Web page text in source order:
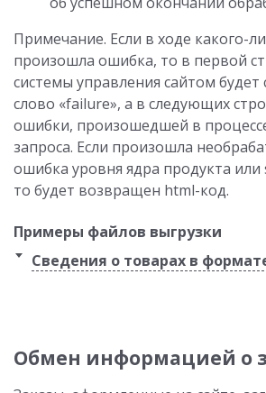
Примечание. Если в ходе какого-
произошла ошибка, то в первой
системы управления сайтом будет
слово «failure», а в следующих
ошибки, произошедшей в
запроса. Если произошла
ошибка уровня ядра продукта или
то будет возвращен html-код.
Примеры файлов выгрузки
Сведения о товарах в
Обмен информацией о